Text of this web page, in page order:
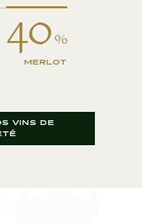
40%
MERLOT
VINS DE